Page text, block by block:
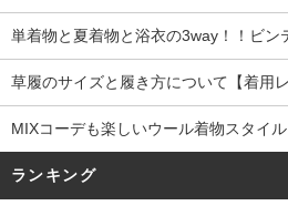
単着物と夏着物と浴衣の3way！！ビン
草履のサイズと履き方について【着用レ
MIXコーデも楽しいウール着物スタイル
ランキング